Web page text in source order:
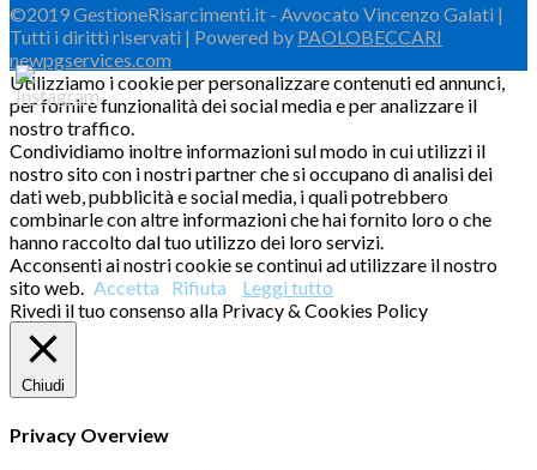
©2019 GestioneRisarcimenti.it - Avvocato Vincenzo Galati |
Tutti i diritti riservati | Powered by PAOLOBECCARI
newpgservices.com
Utilizziamo i cookie per personalizzare contenuti ed annunci,
per fornire funzionalità dei social media e per analizzare il
nostro traffico.
Condividiamo inoltre informazioni sul modo in cui utilizzi il
nostro sito con i nostri partner che si occupano di analisi dei
dati web, pubblicità e social media, i quali potrebbero
combinarle con altre informazioni che hai fornito loro o che
hanno raccolto dal tuo utilizzo dei loro servizi.
Acconsenti ai nostri cookie se continui ad utilizzare il nostro
sito web.
Accetta Rifiuta
Leggi tutto
Rivedi il tuo consenso alla Privacy & Cookies Policy
Chiudi
Privacy Overview